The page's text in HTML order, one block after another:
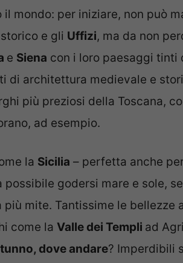
il mondo: per iniziare, non può
e gli Uffizi, ma da non
e Siena con i loro paesaggi tinti
di architettura medievale e
più preziosi della Toscana,
ad esempio.
la Sicilia – perfetta anche
possibile godersi mare e sole,
mite. Tantissime le bellezze
come la Valle dei Templi ad
dove andare? Imperdibili